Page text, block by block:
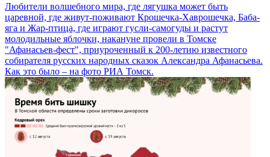
Любители волшебного мира, где лягушка может быть
царевной, где живут-поживают Крошечка-Хаврошечка, Баба-
яга и Жар-птица, где играют гусли-самогуды и растут
молодильные яблочки, накануне провели в Томске
"Афанасьев-фест", приуроченный к 200-летию известного
собирателя русских народных сказок Александра Афанасьева.
Как это было – на фото РИА Томск.